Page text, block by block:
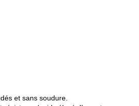
et sans soudure.